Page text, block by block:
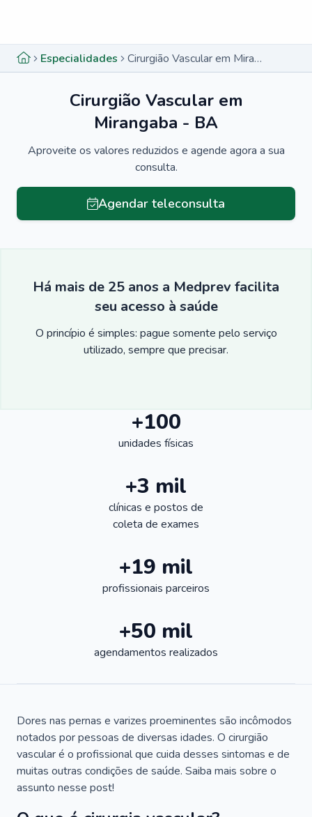
Especialidades Cirurgião Vascular em Mirangaba - BA
Cirurgião Vascular em
Mirangaba - BA
Aproveite os valores reduzidos e agende agora a sua
consulta.
Agendar teleconsulta
Há mais de 25 anos a Medprev facilita
seu acesso à saúde
O princípio é simples: pague somente pelo serviço
utilizado, sempre que precisar.
+100
unidades físicas
+3 mil
clínicas e postos de
coleta de exames
+19 mil
profissionais parceiros
+50 mil
agendamentos realizados
Dores nas pernas e varizes proeminentes são incômodos
notados por pessoas de diversas idades. O cirurgião
vascular é o profissional que cuida desses sintomas e de
muitas outras condições de saúde. Saiba mais sobre o
assunto nesse post!